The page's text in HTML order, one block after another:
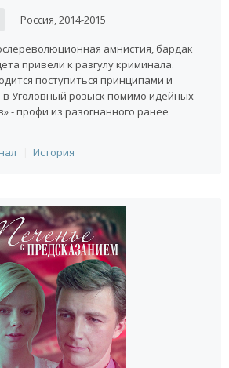
Россия, 2014-2015
амнистия, бардак
привели к разгулу криминала.
поступиться принципами и
в Уголовный розыск помимо идейных
- профи из разогнанного ранее
История